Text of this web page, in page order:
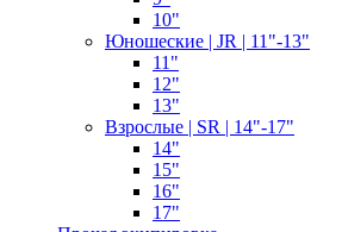
10"
Юношеские | JR | 11"-13"
11"
12"
13"
Взрослые | SR | 14"-17"
14"
15"
16"
17"